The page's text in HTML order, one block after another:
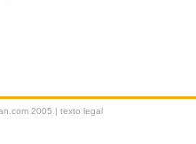
2005 | texto legal